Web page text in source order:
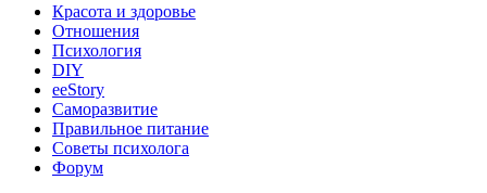
Красота и здоровье
Отношения
Психология
DIY
ееStory
Саморазвитие
Правильное питание
Советы психолога
Форум